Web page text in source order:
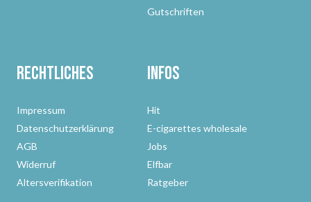
Gutschriften
Rechtliches
Impressum
Datenschutzerklärung
AGB
Widerruf
Altersverifikation
Infos
Hit
E-cigarettes wholesale
Jobs
Elfbar
Ratgeber